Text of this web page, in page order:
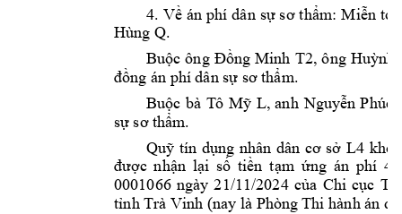
4. Về án phí dân sự sơ thẩm: Miễn
Hùng Q.
Buộc ông Đồng Minh T2, ông Huỳnh
đồng án phí dân sự sơ thẩm.
Buộc bà Tô Mỹ L, anh Nguyễn Phúc
sự sơ thẩm.
Quỹ tín dụng nhân dân cơ sở L4
được nhận lại số tiền tạm ứng án phí
0001066 ngày 21/11/2024 của Chi cục
tỉnh Trà Vinh (nay là Phòng Thi hành án